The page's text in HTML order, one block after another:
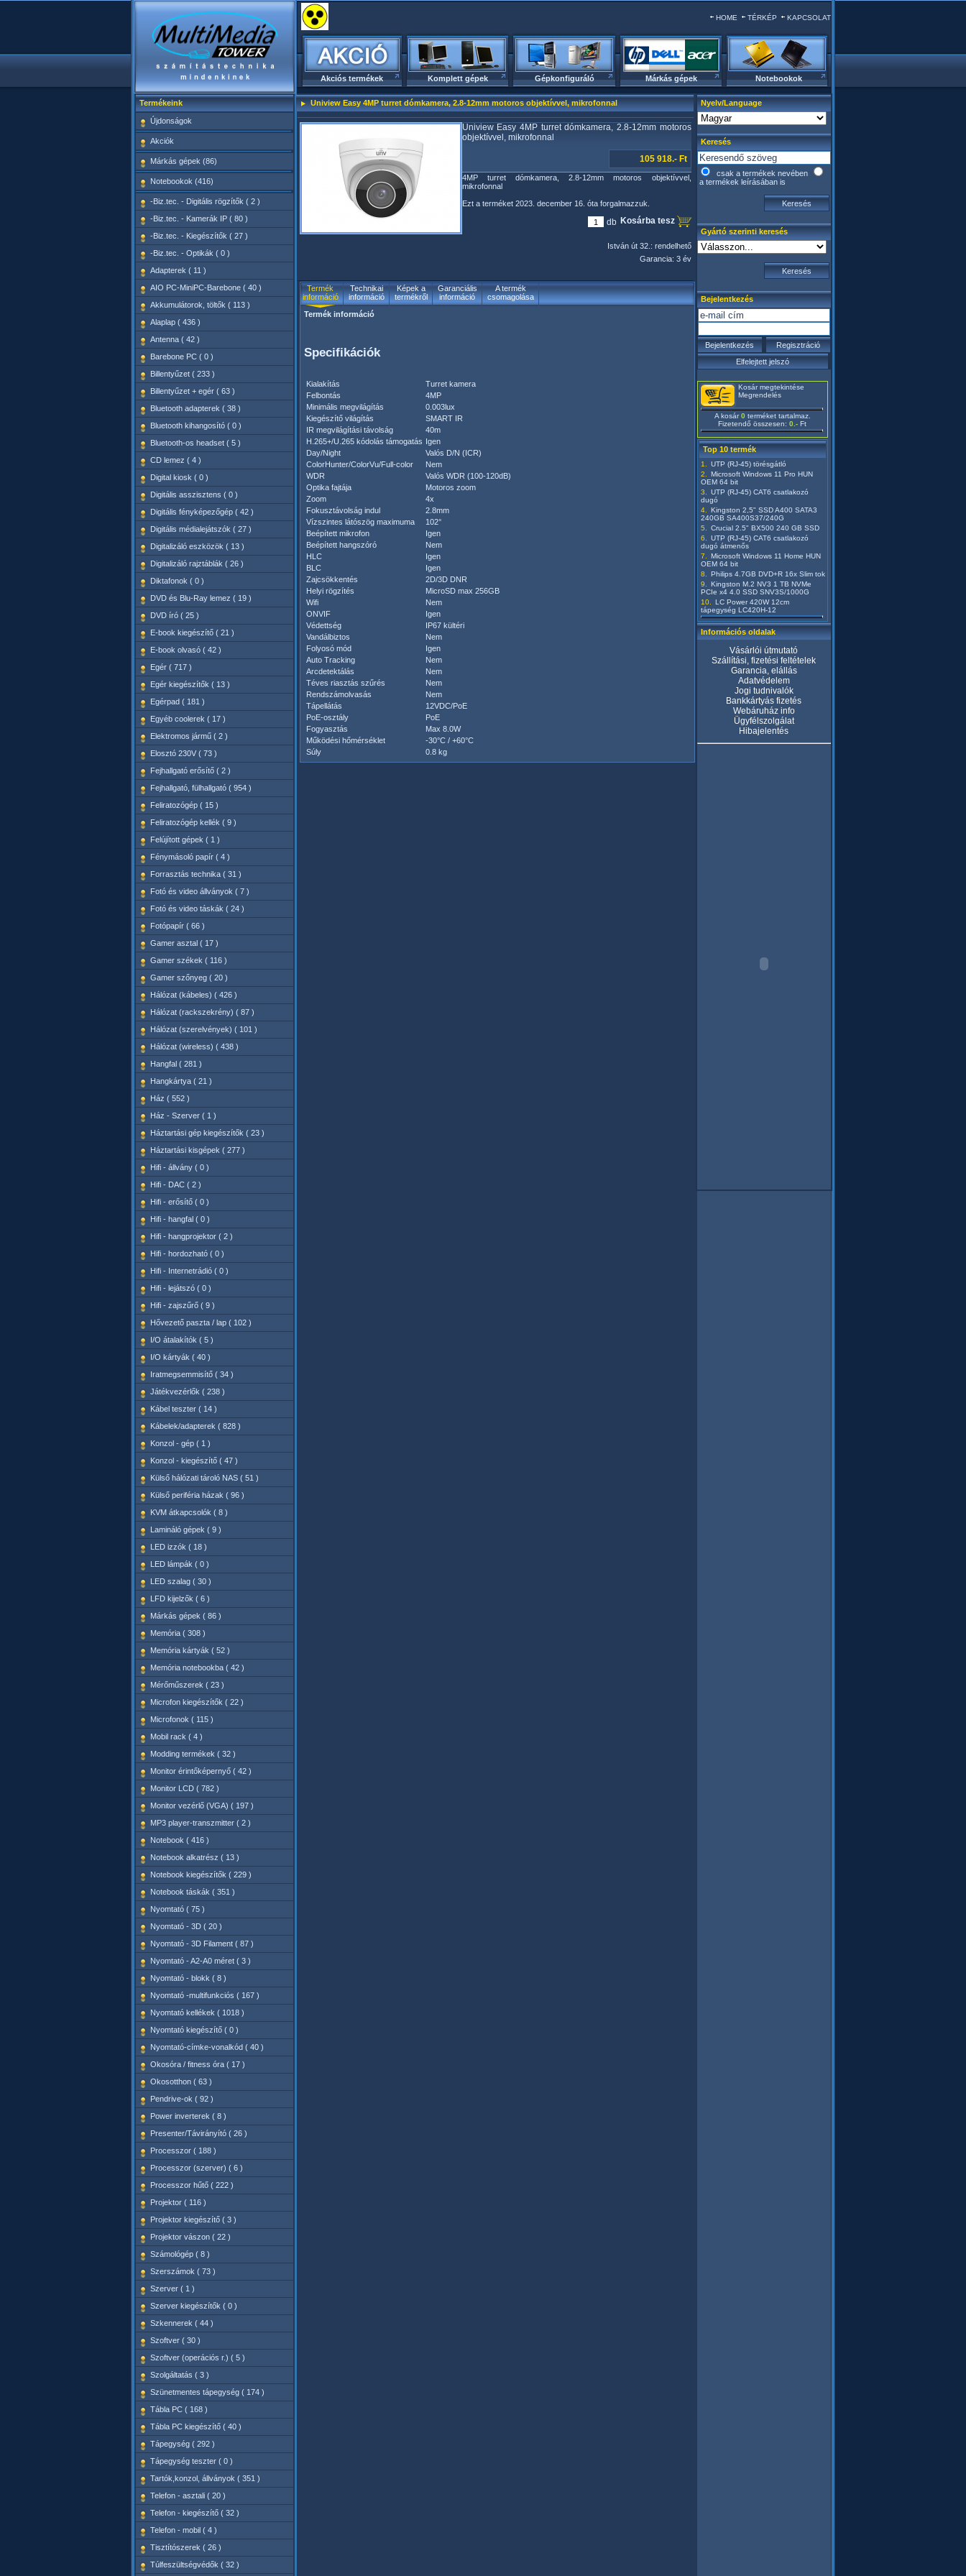
HOME TÉRKÉP KAPCSOLAT
Akciós termékek Komplett gépek Gépkonfiguráló Márkás gépek Notebookok
Termékeink
Újdonságok
Akciók
Márkás gépek (86)
Notebookok (416)
-Biz.tec. - Digitális rögzítők ( 2 )
-Biz.tec. - Kamerák IP ( 80 )
-Biz.tec. - Kiegészítők ( 27 )
-Biz.tec. - Optikák ( 0 )
Adapterek ( 11 )
AIO PC-MiniPC-Barebone ( 40 )
Akkumulátorok, töltők ( 113 )
Alaplap ( 436 )
Antenna ( 42 )
Barebone PC ( 0 )
Billentyűzet ( 233 )
Billentyűzet + egér ( 63 )
Bluetooth adapterek ( 38 )
Bluetooth kihangosító ( 0 )
Bluetooth-os headset ( 5 )
CD lemez ( 4 )
Digital kiosk ( 0 )
Digitális asszisztens ( 0 )
Digitális fényképezőgép ( 42 )
Digitális médialejátszók ( 27 )
Digitalizáló eszközök ( 13 )
Digitalizáló rajztáblák ( 26 )
Diktafonok ( 0 )
DVD és Blu-Ray lemez ( 19 )
DVD író ( 25 )
E-book kiegészítő ( 21 )
E-book olvasó ( 42 )
Egér ( 717 )
Egér kiegészítők ( 13 )
Egérpad ( 181 )
Egyéb coolerek ( 17 )
Elektromos jármű ( 2 )
Elosztó 230V ( 73 )
Fejhallgató erősítő ( 2 )
Fejhallgató, fülhallgató ( 954 )
Feliratozógép ( 15 )
Feliratozógép kellék ( 9 )
Felújított gépek ( 1 )
Fénymásoló papír ( 4 )
Forrasztás technika ( 31 )
Fotó és video állványok ( 7 )
Fotó és video táskák ( 24 )
Fotópapír ( 66 )
Gamer asztal ( 17 )
Gamer székek ( 116 )
Gamer szőnyeg ( 20 )
Hálózat (kábeles) ( 426 )
Hálózat (rackszekrény) ( 87 )
Hálózat (szerelvények) ( 101 )
Hálózat (wireless) ( 438 )
Hangfal ( 281 )
Hangkártya ( 21 )
Ház ( 552 )
Ház - Szerver ( 1 )
Háztartási gép kiegészítők ( 23 )
Háztartási kisgépek ( 277 )
Hifi - állvány ( 0 )
Hifi - DAC ( 2 )
Hifi - erősítő ( 0 )
Hifi - hangfal ( 0 )
Hifi - hangprojektor ( 2 )
Hifi - hordozható ( 0 )
Hifi - Internetrádió ( 0 )
Hifi - lejátszó ( 0 )
Hifi - zajszűrő ( 9 )
Hővezető paszta / lap ( 102 )
I/O átalakítók ( 5 )
I/O kártyák ( 40 )
Iratmegsemmisítő ( 34 )
Játékvezérlők ( 238 )
Kábel teszter ( 14 )
Kábelek/adapterek ( 828 )
Konzol - gép ( 1 )
Konzol - kiegészítő ( 47 )
Külső hálózati tároló NAS ( 51 )
Külső periféria házak ( 96 )
KVM átkapcsolók ( 8 )
Lamináló gépek ( 9 )
LED izzók ( 18 )
LED lámpák ( 0 )
LED szalag ( 30 )
LFD kijelzők ( 6 )
Márkás gépek ( 86 )
Memória ( 308 )
Memória kártyák ( 52 )
Memória notebookba ( 42 )
Mérőműszerek ( 23 )
Microfon kiegészítők ( 22 )
Microfonok ( 115 )
Mobil rack ( 4 )
Modding termékek ( 32 )
Monitor érintőképernyő ( 42 )
Monitor LCD ( 782 )
Monitor vezérlő (VGA) ( 197 )
MP3 player-transzmitter ( 2 )
Notebook ( 416 )
Notebook alkatrész ( 13 )
Notebook kiegészítők ( 229 )
Notebook táskák ( 351 )
Nyomtató ( 75 )
Nyomtató - 3D ( 20 )
Nyomtató - 3D Filament ( 87 )
Nyomtató - A2-A0 méret ( 3 )
Nyomtató - blokk ( 8 )
Nyomtató -multifunkciós ( 167 )
Nyomtató kellékek ( 1018 )
Nyomtató kiegészítő ( 0 )
Nyomtató-címke-vonalkód ( 40 )
Okosóra / fitness óra ( 17 )
Okosotthon ( 63 )
Pendrive-ok ( 92 )
Power inverterek ( 8 )
Presenter/Távirányító ( 26 )
Processzor ( 188 )
Processzor (szerver) ( 6 )
Processzor hűtő ( 222 )
Projektor ( 116 )
Projektor kiegészítő ( 3 )
Projektor vászon ( 22 )
Számológép ( 8 )
Szerszámok ( 73 )
Szerver ( 1 )
Szerver kiegészítők ( 0 )
Szkennerek ( 44 )
Szoftver ( 30 )
Szoftver (operációs r.) ( 5 )
Szolgáltatás ( 3 )
Szünetmentes tápegység ( 174 )
Tábla PC ( 168 )
Tábla PC kiegészítő ( 40 )
Tápegység ( 292 )
Tápegység teszter ( 0 )
Tartók,konzol, állványok ( 351 )
Telefon - asztali ( 20 )
Telefon - kiegészítő ( 32 )
Telefon - mobil ( 4 )
Tisztítószerek ( 26 )
Túlfeszültségvédők ( 32 )
Uniview Easy 4MP turret dómkamera, 2.8-12mm motoros objektívvel, mikrofonnal
Uniview Easy 4MP turret dómkamera, 2.8-12mm motoros
objektívvel, mikrofonnal
105 918.- Ft
4MP turret dómkamera, 2.8-12mm motoros objektívvel,
mikrofonnal
Ezt a terméket 2023. december 16. óta forgalmazzuk.
db Kosárba tesz
István út 32.: rendelhető
Garancia: 3 év
Termék
információ
Technikai
információ
Képek a
termékről
Garanciális
információ
A termék
csomagolása
Termék információ
Specifikációk
Kialakítás
Turret kamera
Felbontás
4MP
Minimális megvilágítás
0.003lux
Kiegészítő világítás
SMART IR
IR megvilágítási távolság
40m
H.265+/U.265 kódolás támogatás
Igen
Day/Night
Valós D/N (ICR)
ColorHunter/ColorVu/Full-color
Nem
WDR
Valós WDR (100-120dB)
Optika fajtája
Motoros zoom
Zoom
4x
Fokusztávolság indul
2.8mm
Vízszintes látószög maximuma
102°
Beépített mikrofon
Igen
Beépített hangszóró
Nem
HLC
Igen
BLC
Igen
Zajcsökkentés
2D/3D DNR
Helyi rögzítés
MicroSD max 256GB
Wifi
Nem
ONVIF
Igen
Védettség
IP67 kültéri
Vandálbiztos
Nem
Folyosó mód
Igen
Auto Tracking
Nem
Arcdetektálás
Nem
Téves riasztás szűrés
Nem
Rendszámolvasás
Nem
Tápellátás
12VDC/PoE
PoE-osztály
PoE
Fogyasztás
Max 8.0W
Működési hőmérséklet
-30°C / +60°C
Súly
0.8 kg
Nyelv/Language
Keresés
csak a termékek nevében
a termékek leírásában is
Gyártó szerinti keresés
Bejelentkezés
Kosár megtekintése
Megrendelés
A kosár0 terméket tartalmaz.
Fizetendő összesen: 0.- Ft
Top 10 termék
UTP (RJ-45) törésgátló
Microsoft Windows 11 Pro HUN
OEM 64 bit
UTP (RJ-45) CAT6 csatlakozó
dugó
Kingston 2,5" SSD A400 SATA3
240GB SA400S37/240G
Crucial 2.5" BX500 240 GB SSD
UTP (RJ-45) CAT6 csatlakozó
dugó átmenős
Microsoft Windows 11 Home HUN
OEM 64 bit
Philips 4.7GB DVD+R 16x Slim tok
Kingston M.2 NV3 1 TB NVMe
PCIe x4 4.0 SSD SNV3S/1000G
LC Power 420W 12cm
tápegység LC420H-12
Információs oldalak
Vásárlói útmutató
Szállítási, fizetési feltételek
Garancia, elállás
Adatvédelem
Jogi tudnivalók
Bankkártyás fizetés
Webáruház info
Ügyfélszolgálat
Hibajelentés